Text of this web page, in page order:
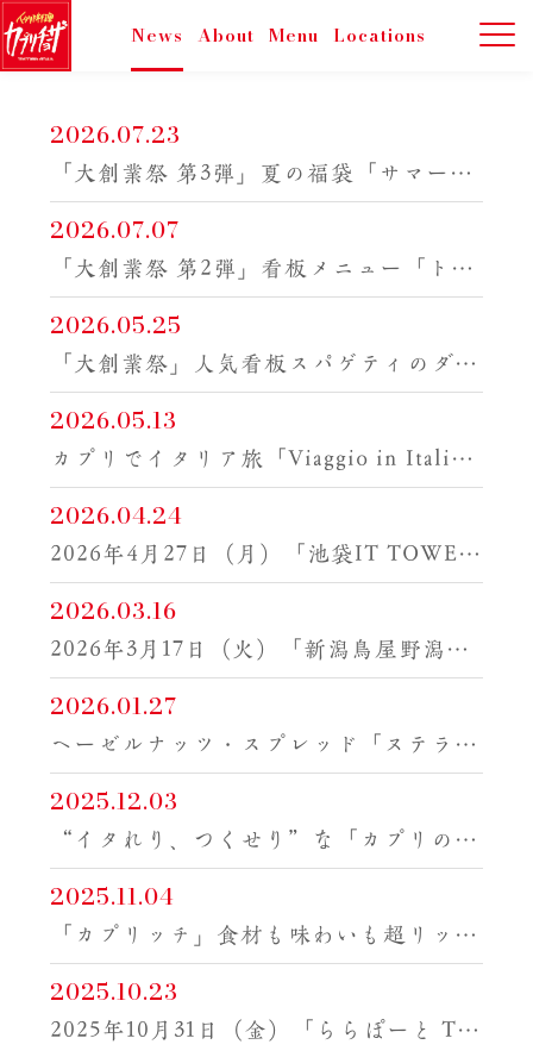
News About Menu Locations
2026.07.23
「大創業祭 第3弾」夏の福袋「サマーバッグ」
2026.07.07
「大創業祭 第2弾」看板メニュー「トマトとニンニクのスパゲティ」を半額
2026.05.25
「大創業祭」人気看板スパゲティのダブルサイズを30％オフ
2026.05.13
カプリでイタリア旅「Viaggio in Italia 2026」第1弾南イタリア
2026.04.24
2026年4月27日（月）「池袋IT TOWER TOKYO店」グランドオープン！
2026.03.16
2026年3月17日（火）「新潟鳥屋野潟店」グランドオープン！
2026.01.27
ヘーゼルナッツ・スプレッド「ヌテラ®」のスペシャルデザート
2025.12.03
“イタれり、つくせり”な「カプリの福袋」
2025.11.04
「カプリッチ」食材も味わいも超リッチ！季節感たっぷりの限定メニュー
2025.10.23
2025年10月31日（金）「ららぽーと TOKYO-BAY店」グランドオープン！